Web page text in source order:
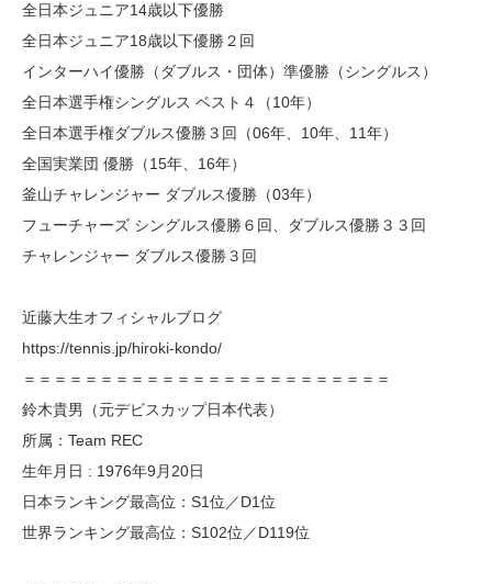
全日本ジュニア14歳以下優勝
全日本ジュニア18歳以下優勝２回
インターハイ優勝（ダブルス・団体）準優勝（シングルス）
全日本選手権シングルス ベスト４（10年）
全日本選手権ダブルス優勝３回（06年、10年、11年）
全国実業団 優勝（15年、16年）
釜山チャレンジャー ダブルス優勝（03年）
フューチャーズ シングルス優勝６回、ダブルス優勝３３回
チャレンジャー ダブルス優勝３回
近藤大生オフィシャルブログ
https://tennis.jp/hiroki-kondo/
＝＝＝＝＝＝＝＝＝＝＝＝＝＝＝＝＝＝＝＝＝＝＝＝
鈴木貴男（元デビスカップ日本代表）
所属：Team REC
生年月日 : 1976年9月20日
日本ランキング最高位：S1位／D1位
世界ランキング最高位：S102位／D119位